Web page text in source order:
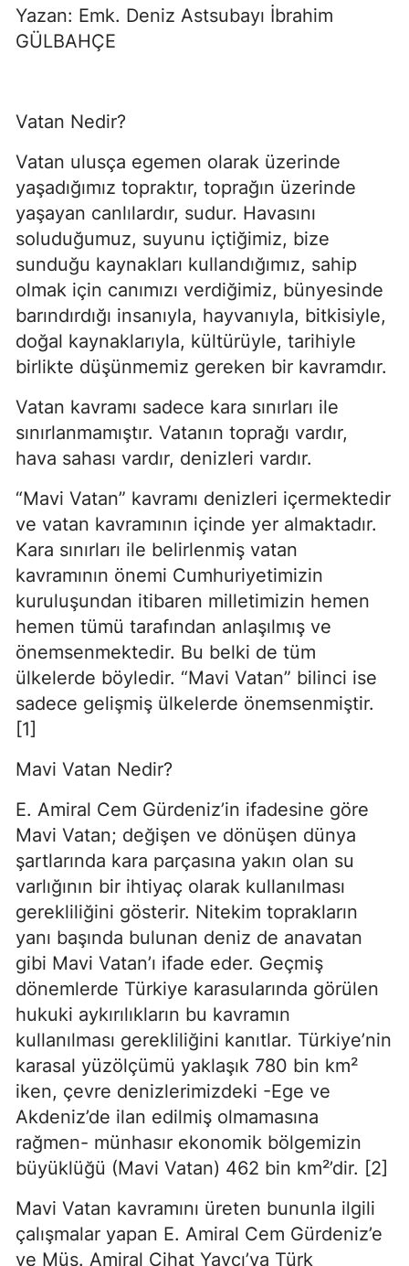
Yazan: Emk. Deniz Astsubayı İbrahim
GÜLBAHÇE
Vatan Nedir?
Vatan ulusça egemen olarak üzerinde
yaşadığımız topraktır, toprağın üzerinde
yaşayan canlılardır, sudur. Havasını
soluduğumuz, suyunu içtiğimiz, bize
sunduğu kaynakları kullandığımız, sahip
olmak için canımızı verdiğimiz, bünyesinde
barındırdığı insanıyla, hayvanıyla, bitkisiyle,
doğal kaynaklarıyla, kültürüyle, tarihiyle
birlikte düşünmemiz gereken bir kavramdır.
Vatan kavramı sadece kara sınırları ile
sınırlanmamıştır. Vatanın toprağı vardır,
hava sahası vardır, denizleri vardır.
“Mavi Vatan” kavramı denizleri içermektedir
ve vatan kavramının içinde yer almaktadır.
Kara sınırları ile belirlenmiş vatan
kavramının önemi Cumhuriyetimizin
kuruluşundan itibaren milletimizin hemen
hemen tümü tarafından anlaşılmış ve
önemsenmektedir. Bu belki de tüm
ülkelerde böyledir. “Mavi Vatan” bilinci ise
sadece gelişmiş ülkelerde önemsenmiştir.
[1]
Mavi Vatan Nedir?
E. Amiral Cem Gürdeniz’in ifadesine göre
Mavi Vatan; değişen ve dönüşen dünya
şartlarında kara parçasına yakın olan su
varlığının bir ihtiyaç olarak kullanılması
gerekliliğini gösterir. Nitekim toprakların
yanı başında bulunan deniz de anavatan
gibi Mavi Vatan’ı ifade eder. Geçmiş
dönemlerde Türkiye karasularında görülen
hukuki aykırılıkların bu kavramın
kullanılması gerekliliğini kanıtlar. Türkiye’nin
karasal yüzölçümü yaklaşık 780 bin km²
iken, çevre denizlerimizdeki -Ege ve
Akdeniz’de ilan edilmiş olmamasına
rağmen- münhasır ekonomik bölgemizin
büyüklüğü (Mavi Vatan) 462 bin km²’dir. [2]
Mavi Vatan kavramını üreten bununla ilgili
çalışmalar yapan E. Amiral Cem Gürdeniz’e
ve Müs. Amiral Cihat Yaycı’ya Türk